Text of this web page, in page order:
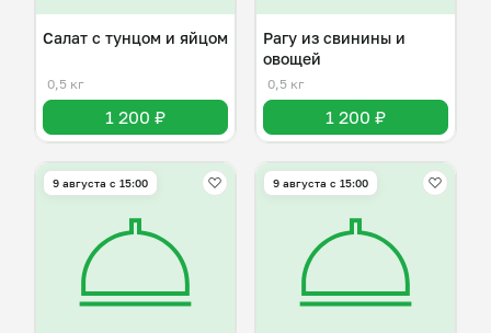
Салат с тунцом и яйцом
0,5 кг
1 200 ₽
Рагу из свинины и
овощей
0,5 кг
1 200 ₽
9 августа с 15:00 9 августа с 15:00